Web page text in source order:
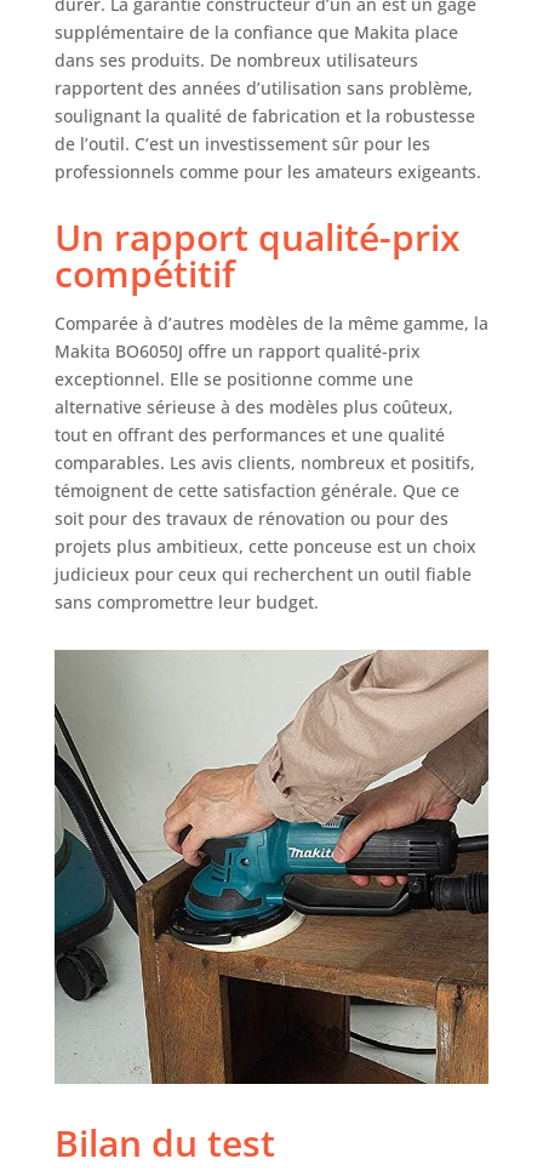
supplémentaire de la confiance que Makita place
dans ses produits. De nombreux utilisateurs
rapportent des années d’utilisation sans problème,
soulignant la qualité de fabrication et la robustesse
de l’outil. C’est un investissement sûr pour les
professionnels comme pour les amateurs exigeants.
Un rapport qualité-prix
compétitif
Comparée à d’autres modèles de la même gamme, la
Makita BO6050J offre un rapport qualité-prix
exceptionnel. Elle se positionne comme une
alternative sérieuse à des modèles plus coûteux,
tout en offrant des performances et une qualité
comparables. Les avis clients, nombreux et positifs,
témoignent de cette satisfaction générale. Que ce
soit pour des travaux de rénovation ou pour des
projets plus ambitieux, cette ponceuse est un choix
judicieux pour ceux qui recherchent un outil fiable
sans compromettre leur budget.
Bilan du test